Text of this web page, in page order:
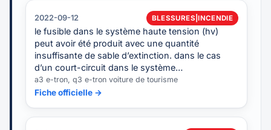
2022-09-12 BLESSURES|INCENDIE
le fusible dans le système haute tension (hv)
peut avoir été produit avec une quantité
insuffisante de sable d’extinction. dans le cas
d’un court-circuit dans le système…
a3 e-tron, q3 e-tron voiture de tourisme
Fiche officielle →